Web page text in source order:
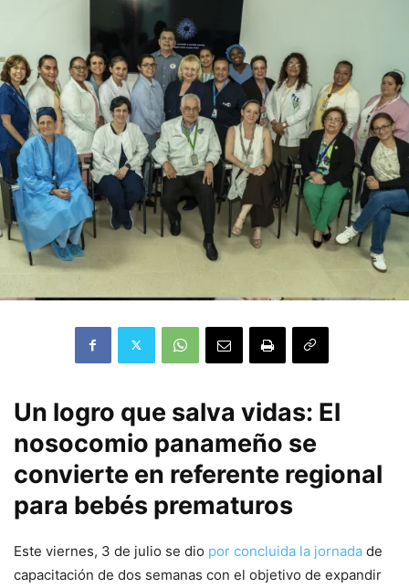
Un logro que salva vidas: El
nosocomio panameño se
convierte en referente regional
para bebés prematuros
Este viernes, 3 de julio se dio por concluida la jornada de
capacitación de dos semanas con el objetivo de expandir